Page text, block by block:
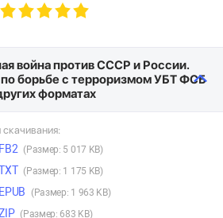
война против СССР и России.
по борьбе с терроризмом УБТ ФСБ
форматах
(Размер: 5 017 KB)
(Размер: 1 175 KB)
(Размер: 1 963 KB)
(Размер: 683 KB)